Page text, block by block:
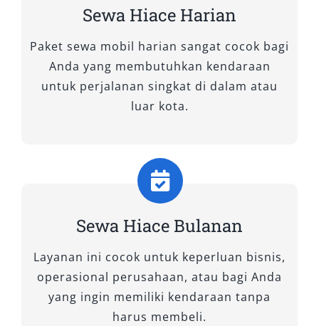
perjalanan bersama rombongan. Di Salsa
dan menghadirkan pilihan rental mobil Hiace
berkualitas tinggi. Setiap unit yang kami
sewakan telah melalui proses perawatan
berkala, siap digunakan untuk berbagai
stasiun. Berikut adalah tipe mobil Hiace yang
1. HiAce Premio
HiAce Premio adalah varian yang dirancang
dengan tampilan lebih elegan dan fitur kabin
modern. Mobil ini mampu menampung hingga
Sewa Hiace Harian
Paket sewa mobil harian sangat cocok bagi
Anda yang membutuhkan kendaraan
untuk perjalanan singkat di dalam atau
luar kota.
Sewa Hiace Bulanan
Layanan ini cocok untuk keperluan bisnis,
operasional perusahaan, atau bagi Anda
yang ingin memiliki kendaraan tanpa
harus membeli.